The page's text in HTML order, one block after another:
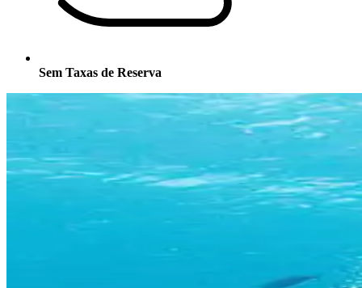
Sem Taxas de Reserva